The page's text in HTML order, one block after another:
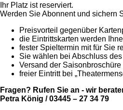
Ihr Platz ist reserviert.
Werden Sie Abonnent und sichern
Preisvorteil gegenüber
die Eintrittskarten werden
fester Spieltermin mit für Sie
Sie wählen bei Abschluss
Versand der
freier Eintritt bei
Fragen? Rufen Sie an - wir
Petra König / 03445 – 27 34 79